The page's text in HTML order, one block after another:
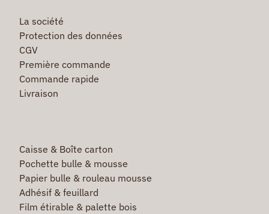
La société
Protection des données
CGV
Première commande
Commande rapide
Livraison
Caisse & Boîte carton
Pochette bulle & mousse
Papier bulle & rouleau mousse
Adhésif & feuillard
Film étirable & palette bois